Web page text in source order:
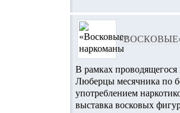
В рамках
Люберцы месячника по
употреблением
выставка восковых